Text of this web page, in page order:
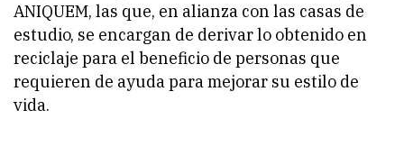
ANIQUEM, las que, en alianza con las casas de
estudio, se encargan de derivar lo obtenido en
reciclaje para el beneficio de personas que
requieren de ayuda para mejorar su estilo de
vida.